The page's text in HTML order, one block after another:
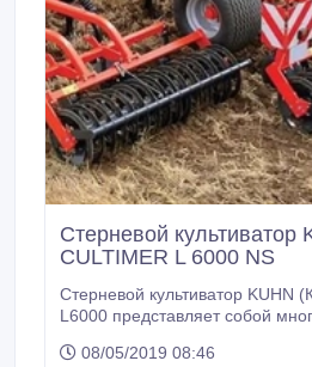
Стерневой культиватор
CULTIMER L 6000 NS
Стерневой культиватор KUHN
L6000 представляет собой
почвы и предназначен для
08/05/2019 08:46